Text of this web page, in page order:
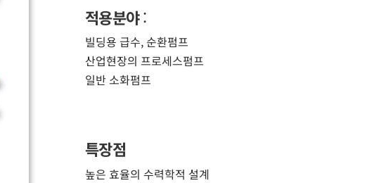
적용분야:
빌딩용 급수, 순환펌프
산업현장의 프로세스펌프
일반 소화펌프
특장점
높은 효율의 수력학적 설계